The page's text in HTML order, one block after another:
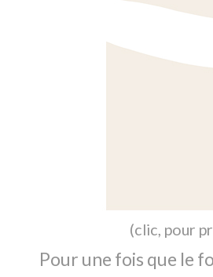
(clic, pour
Pour une fois que le